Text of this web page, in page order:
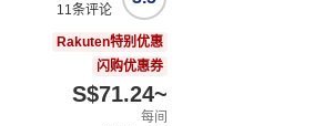
11 条评论
Rakuten特别优惠
闪购优惠券
S$71.24~
每间